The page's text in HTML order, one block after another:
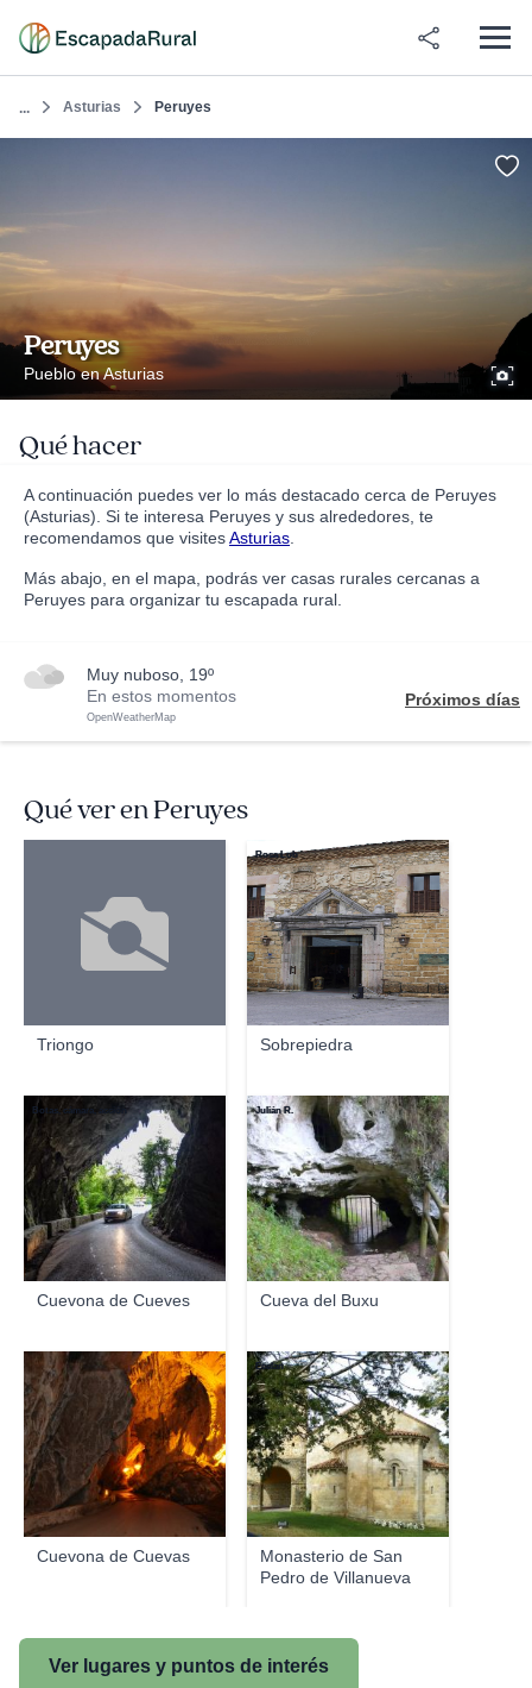
... Asturias Peruyes
Peruyes
Pueblo en Asturias
Qué hacer
A continuación puedes ver lo más destacado cerca de Peruyes
(Asturias). Si te interesa Peruyes y sus alrededores, te
recomendamos que visitesAsturias
Más abajo, en el mapa, podrás ver casas rurales cercanas a
Peruyes para organizar tu escapada rural.
muy nuboso, 19º
En estos momentos
OpenWeatherMap
Próximos días
Qué ver en Peruyes
Triongo Sobrepiedra
Rosa Lob
Cuevona de Cueves
Botas, cámara, acción
Cueva del Buxu
Julián R.
Cuevona de Cuevas
Monasterio de San
Pedro de Villanueva
Ecelan
Ver lugares y puntos de interés